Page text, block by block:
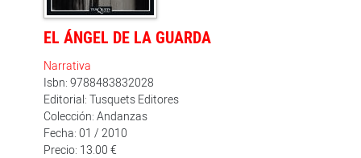
EL ÁNGEL DE LA GUARDA
Narrativa
Isbn: 9788483832028
Editorial: Tusquets Editores
Colección: Andanzas
Fecha: 01 / 2010
Precio: 13.00 €